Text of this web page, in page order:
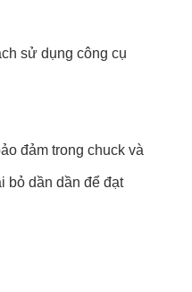
sử dụng công cụ
đảm trong chuck và
bỏ dần dần để đạt